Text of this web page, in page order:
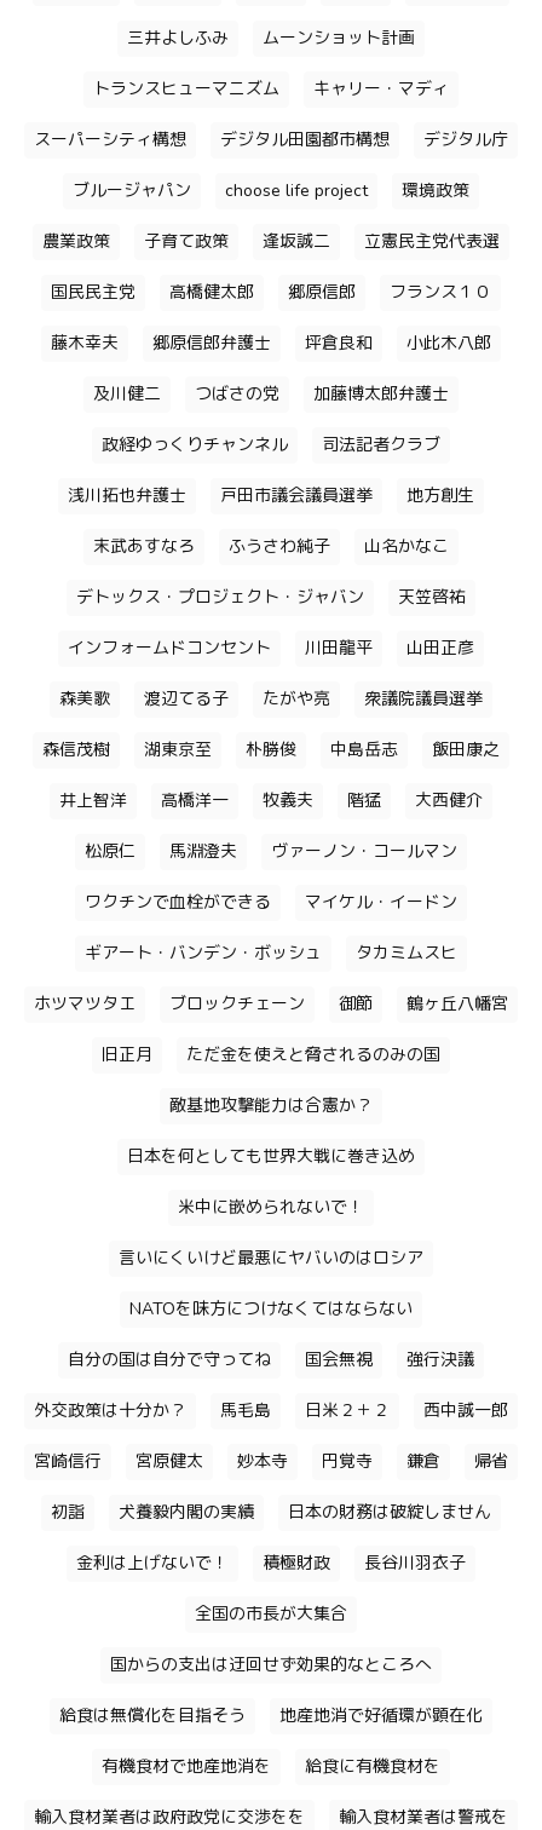
三井よしふみ ムーンショット計画
トランスヒューマニズム キャリー・マディ
スーパーシティ構想 デジタル田園都市構想 デジタル庁
ブルージャパン choose life project 環境政策
農業政策 子育て政策 逢坂誠二 立憲民主党代表選
国民民主党 高橋健太郎 郷原信郎 フランス１０
藤木幸夫 郷原信郎弁護士 坪倉良和 小此木八郎
及川健二 つばさの党 加藤博太郎弁護士
政経ゆっくりチャンネル 司法記者クラブ
浅川拓也弁護士 戸田市議会議員選挙 地方創生
末武あすなろ ふうさわ純子 山名かなこ
デトックス・プロジェクト・ジャバン 天笠啓祐
インフォームドコンセント 川田龍平 山田正彦
森美歌 渡辺てる子 たがや亮 衆議院議員選挙
森信茂樹 湖東京至 朴勝俊 中島岳志 飯田康之
井上智洋 高橋洋一 牧義夫 階猛 大西健介
松原仁 馬淵澄夫 ヴァーノン・コールマン
ワクチンで血栓ができる マイケル・イードン
ギアート・バンデン・ボッシュ タカミムスヒ
ホツマツタエ ブロックチェーン 御節 鶴ヶ丘八幡宮
旧正月 ただ金を使えと脅されるのみの国
敵基地攻撃能力は合憲か？
日本を何としても世界大戦に巻き込め
米中に嵌められないで！
言いにくいけど最悪にヤバいのはロシア
NATOを味方につけなくてはならない
自分の国は自分で守ってね 国会無視 強行決議
外交政策は十分か？ 馬毛島 日米２＋２ 西中誠一郎
宮崎信行 宮原健太 妙本寺 円覚寺 鎌倉 帰省
初詣 犬養毅内閣の実績 日本の財務は破綻しません
金利は上げないで！ 積極財政 長谷川羽衣子
全国の市長が大集合
国からの支出は迂回せず効果的なところへ
給食は無償化を目指そう 地産地消で好循環が顕在化
有機食材で地産地消を 給食に有機食材を
輸入食材業者は政府政党に交渉をを 輸入食材業者は警戒を